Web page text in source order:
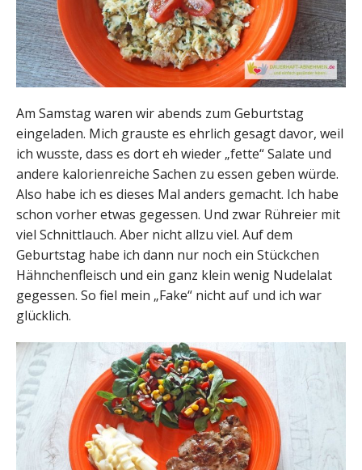
Am Samstag waren wir abends zum Geburtstag
eingeladen. Mich grauste es ehrlich gesagt davor, weil
ich wusste, dass es dort eh wieder „fette“ Salate und
andere kalorienreiche Sachen zu essen geben würde.
Also habe ich es dieses Mal anders gemacht. Ich habe
schon vorher etwas gegessen. Und zwar Rühreier mit
viel Schnittlauch. Aber nicht allzu viel. Auf dem
Geburtstag habe ich dann nur noch ein Stückchen
Hähnchenfleisch und ein ganz klein wenig Nudelalat
gegessen. So fiel mein „Fake“ nicht auf und ich war
glücklich.